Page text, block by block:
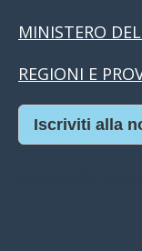
MINISTERO
REGIONI E
Iscriviti alla